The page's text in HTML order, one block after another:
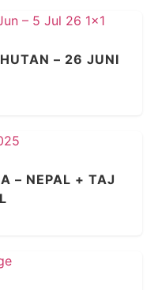
– 26 JUNI
– NEPAL + TAJ